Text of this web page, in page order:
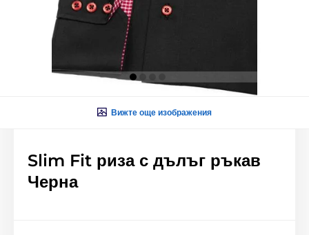
Вижте още изображения
Slim Fit риза с дълъг ръкав
Черна